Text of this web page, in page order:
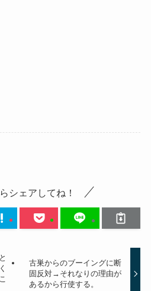
シェアしてね！
古巣からのブーイングに断
固反対→それなりの理由が
あるから行使する。